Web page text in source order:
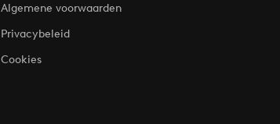
Algemene voorwaarden
Privacybeleid
Cookies